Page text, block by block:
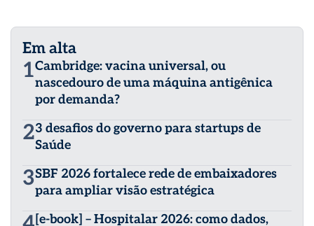
Em alta
1Cambridge: vacina universal, ou
nascedouro de uma máquina antigênica
por demanda?
23 desafios do governo para startups de
Saúde
3SBF 2026 fortalece rede de embaixadores
para ampliar visão estratégica
[e-book] – Hospitalar 2026: como dados,